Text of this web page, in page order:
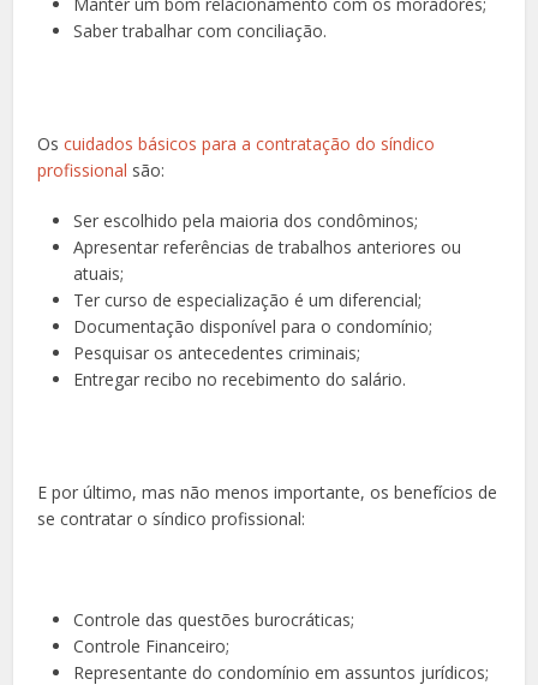
Saber trabalhar com conciliação.
Oscuidados básicos para a contratação do síndico
profissional são:
Ser escolhido pela maioria dos condôminos;
Apresentar referências de trabalhos anteriores ou
atuais;
Ter curso de especialização é um diferencial;
Documentação disponível para o condomínio;
Pesquisar os antecedentes criminais;
Entregar recibo no recebimento do salário.
E por último, mas não menos importante, os benefícios de
se contratar o síndico profissional:
Controle das questões burocráticas;
Controle Financeiro;
Representante do condomínio em assuntos jurídicos;